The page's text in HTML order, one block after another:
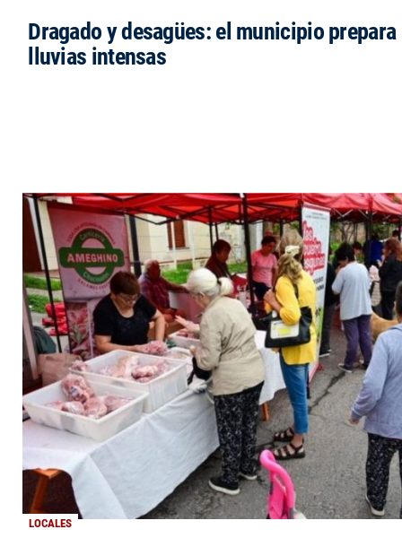
Dragado y desagües: el municipio
lluvias intensas
LOCALES